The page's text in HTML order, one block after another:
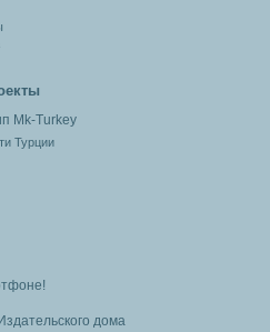
Турции
дома